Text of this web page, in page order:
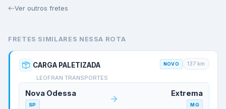
Ver outros fretes
FRETES SIMILARES NESSA ROTA
CARGA PALETIZADA
LEOFRAN TRANSPORTES
NOVO 137 km
Nova Odessa
SP
Extrema
MG